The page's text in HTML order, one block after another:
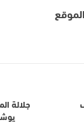
جلالة